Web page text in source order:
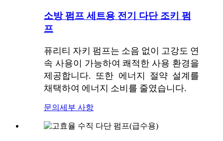
소방 펌프 세트용 전기 다단 조키 펌
프
퓨리티 자키 펌프는 소음 없이 고강도 연
속 사용이 가능하여 쾌적한 사용 환경을
제공합니다. 또한 에너지 절약 설계를
채택하여 에너지 소비를 줄였습니다.
문의 세부 사항